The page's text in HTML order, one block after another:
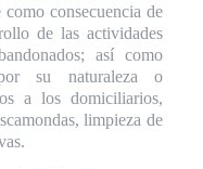
como consecuencia de
de las actividades
así como
su naturaleza o
a los domiciliarios,
limpieza de